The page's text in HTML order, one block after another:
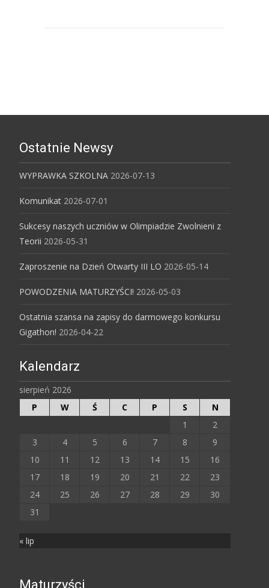
Ostatnie Newsy
WYPRAWKA SZKOLNA 2026-07-13
Komunikat 2026-07-01
Sukcesy naszych uczniów w Olimpiadzie Zwolnieni z
Teorii 2026-05-31
Zaproszenie na Dzień Otwarty III LO 2026-05-14
POWODZENIA MATURZYŚCI! 2026-05-03
Ostatnia szansa na zapisy do darmowego konkursu
Gigathon! 2026-04-22
Kalendarz
sierpień 2026
P
W Ś C P S
N
1
2
3
4 5 6 7 8
9
10
11 12 13 14 15
16
17
18 19 20 21 22
23
24
25 26 27 28 29
30
31
« lip
Maturzyści